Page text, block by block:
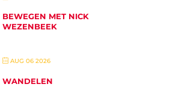
BEWEGEN MET NICK
WEZENBEEK
AUG 06 2026
WANDELEN